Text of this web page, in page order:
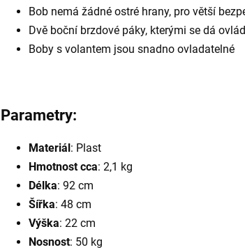
Bob nemá žádné ostré hrany, pro větší
Dvě boční brzdové páky, kterými se dá
Boby s volantem jsou snadno ovladatelné
Parametry:
Materiál: Plast
Hmotnost cca: 2,1 kg
Délka: 92 cm
Šířka: 48 cm
Výška: 22 cm
Nosnost: 50 kg